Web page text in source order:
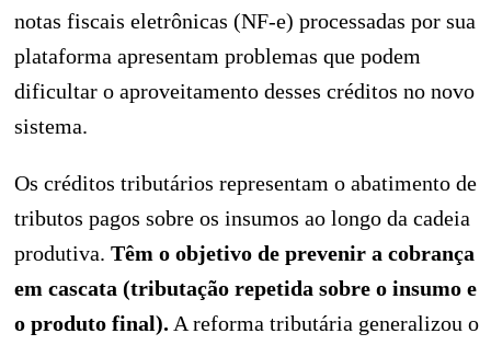
notas fiscais eletrônicas (NF-e) processadas por sua
plataforma apresentam problemas que podem
dificultar o aproveitamento desses créditos no novo
sistema.
Os créditos tributários representam o abatimento de
tributos pagos sobre os insumos ao longo da cadeia
produtiva. Têm o objetivo de prevenir a cobrança
em cascata (tributação repetida sobre o insumo e
o produto final). A reforma tributária generalizou o